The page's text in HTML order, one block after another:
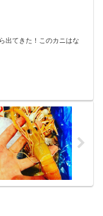
出てきた！このカニはな